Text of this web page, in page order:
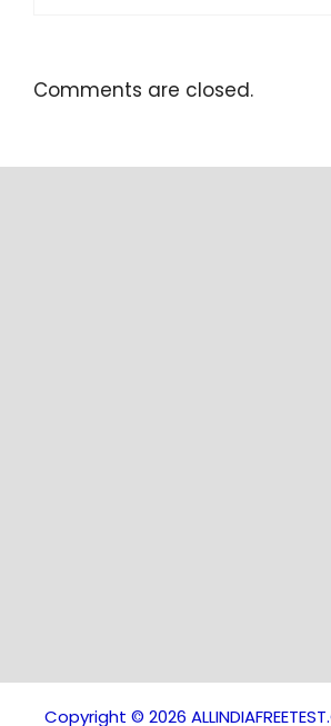
Comments are closed.
Copyright © 2026